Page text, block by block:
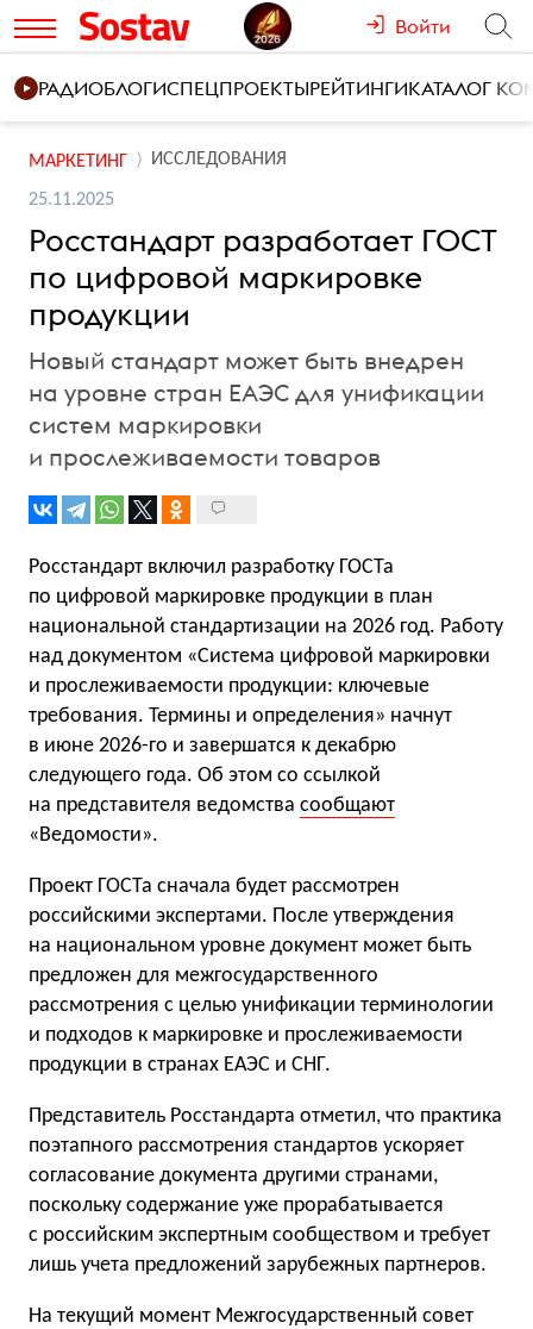
Войти
РАДИОБЛОГИСПЕЦПРОЕКТЫРЕЙТИНГИКАТАЛОГ
МАРКЕТИНГ ИССЛЕДОВАНИЯ
25.11.2025
Росстандарт разработает ГОСТ
по цифровой маркировке
продукции
Новый стандарт может быть внедрен
на уровне стран ЕАЭС для унификации
систем маркировки
и прослеживаемости товаров
Росстандарт включил разработку ГОСТа
по цифровой маркировке продукции в план
национальной стандартизации на 2026 год. Работу
над документом «Система цифровой маркировки
и прослеживаемости продукции: ключевые
требования. Термины и определения» начнут
в июне 2026-го и завершатся к декабрю
следующего года. Об этом со ссылкой
на представителя ведомства сообщают
«Ведомости».
Проект ГОСТа сначала будет рассмотрен
российскими экспертами. После утверждения
на национальном уровне документ может быть
предложен для межгосударственного
рассмотрения с целью унификации терминологии
и подходов к маркировке и прослеживаемости
продукции в странах ЕАЭС и СНГ.
Представитель Росстандарта отметил, что практика
поэтапного рассмотрения стандартов ускоряет
согласование документа другими странами,
поскольку содержание уже прорабатывается
с российским экспертным сообществом и требует
лишь учета предложений зарубежных партнеров.
На текущий момент Межгосударственный совет